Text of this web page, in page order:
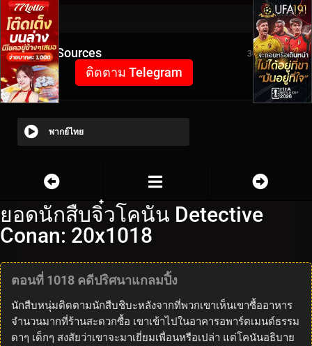
Video Sources 3002 Views
ติดตาม Telegram
พากย์ไทย
ยอดนักสืบจิ๋วโคนัน Detective
Conan: 20x1018
ตอนที่ 1018 คดีปริศนาแกลมปิ้ง
นักสืบหนุ่มติดตามนักสืบชิบะหลังจากที่พวกเขาเห็นเขาซื้ออาหาร
จำนวนมากที่ร้านสะดวกซื้อ เขาเข้าไปในอาคารอพาร์ตเมนต์ธรรม
ดาๆ เด็กๆ สงสัยว่าเขาจะมาเยี่ยมเพื่อนหรือเปล่า แต่โคนันอธิบาย